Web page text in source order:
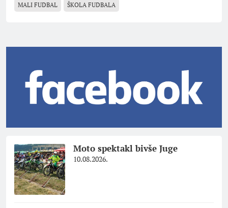
MALI FUDBAL ŠKOLA FUDBALA
Moto spektakl bivše Juge
10.08.2026.